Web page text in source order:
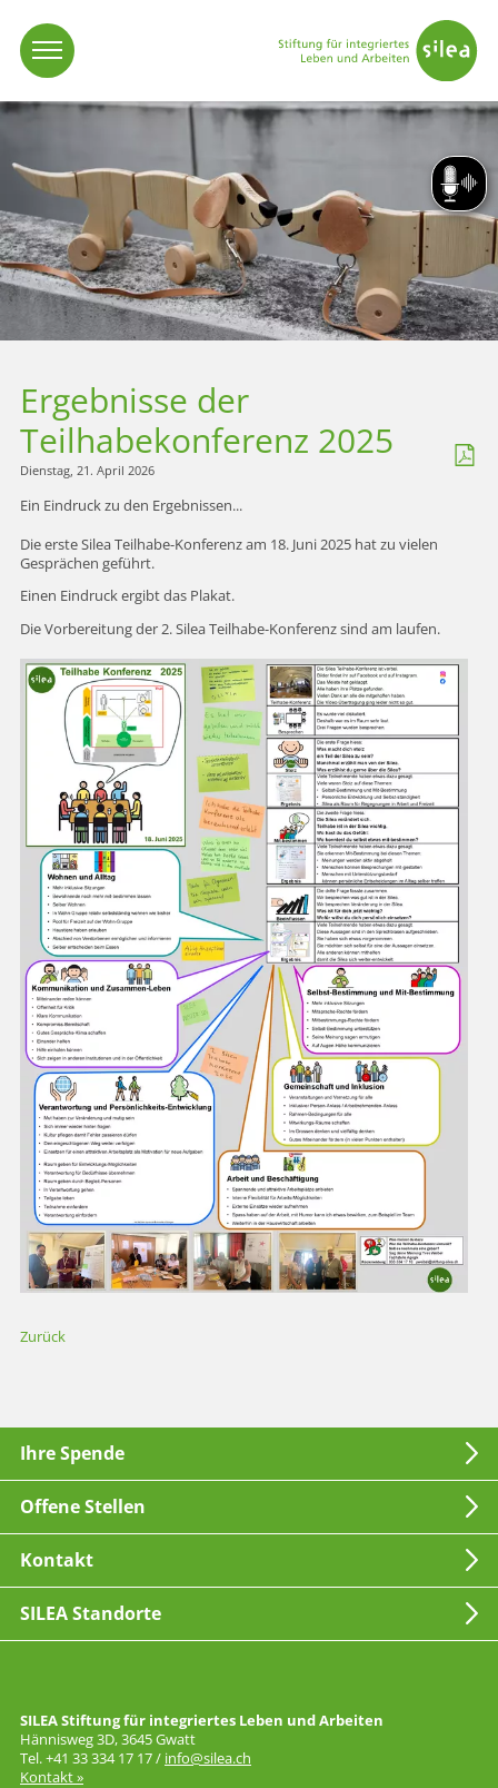
Ergebnisse der
Teilhabekonferenz 2025
Dienstag, 21. April 2026
Ein Eindruck zu den Ergebnissen...
Die erste Silea Teilhabe-Konferenz am 18. Juni 2025 hat zu vielen
Gesprächen geführt.
Einen Eindruck ergibt das Plakat.
Die Vorbereitung der 2. Silea Teilhabe-Konferenz sind am laufen.
Zurück
Ihre Spende
Offene Stellen
Kontakt
SILEA Standorte
SILEA Stiftung für integriertes Leben und Arbeiten
Hännisweg 3D, 3645 Gwatt
Tel. +41 33 334 17 17 / info@silea.ch
Kontakt »
Vorlesen